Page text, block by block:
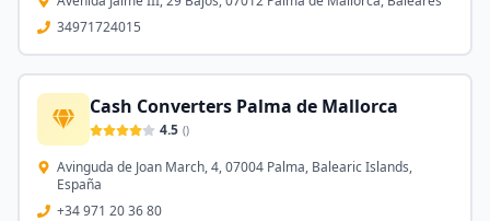
34971724015
Cash Converters Palma de Mallorca
4.5 ()
Avinguda de Joan March, 4, 07004 Palma, Balearic Islands,
España
+34 971 20 36 80